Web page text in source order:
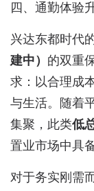
四、通勤体验
兴达东都时代
建中） 的双重
求：以合理成
与生活。随着
集聚，此类低
置业市场中具
对于务实刚需